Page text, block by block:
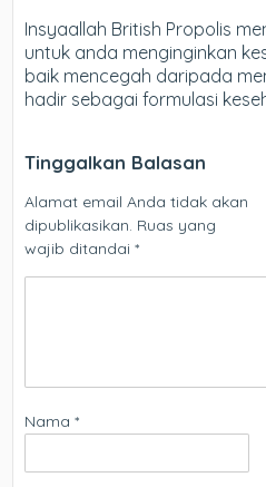
Insyaallah British Propolis
untuk anda menginginkan
baik mencegah daripada
hadir sebagai formulasi
Tinggalkan Balasan
Alamat email Anda tidak akan
dipublikasikan. Ruas yang
wajib ditandai*
Nama*